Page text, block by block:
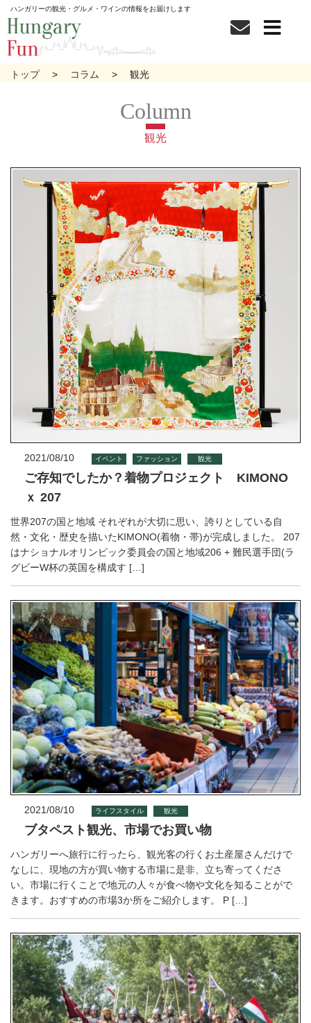
ハンガリーの観光・グルメ・ワインの情報をお届けします
トップ コラム 観光
観光
2021/08/10 イベント ファッション 観光
ご存知でしたか？着物プロジェクト KIMONO
ｘ 207
世界207の国と地域 それぞれが大切に思い、誇りとしている自
然・文化・歴史を描いたKIMONO(着物・帯)が完成しました。 207
はナショナルオリンピック委員会の国と地域206 + 難民選手団(ラ
グビーW杯の英国を構成す […]
2021/08/10 ライフスタイル 観光
ブタペスト観光、市場でお買い物
ハンガリーへ旅行に行ったら、観光客の行くお土産屋さんだけで
なしに、現地の方が買い物する市場に是非、立ち寄ってくださ
い。市場に行くことで地元の人々が食べ物や文化を知ることがで
きます。おすすめの市場3か所をご紹介します。 P […]